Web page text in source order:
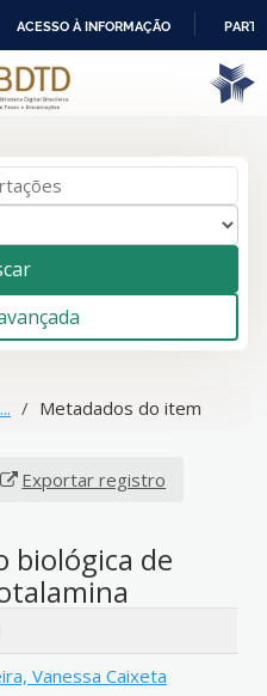
IR
PARA
ACESSO À INFORMAÇÃO
Metadados do item
Exportar registro
biológica de
Vanessa Caixeta